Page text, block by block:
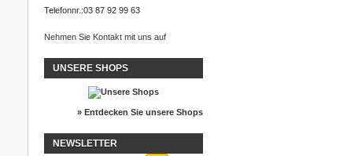
Telefonnr.:03 87 92 99 63
Nehmen Sie Kontakt mit uns auf
UNSERE SHOPS
» Entdecken Sie unsere Shops
NEWSLETTER